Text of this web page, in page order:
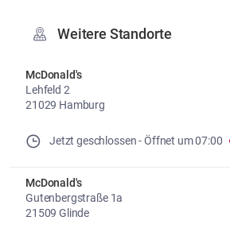
Weitere Standorte
McDonald's
Lehfeld 2
21029 Hamburg
Jetzt geschlossen - Öffnet um07:00
McDonald's
Gutenbergstraße 1a
21509 Glinde